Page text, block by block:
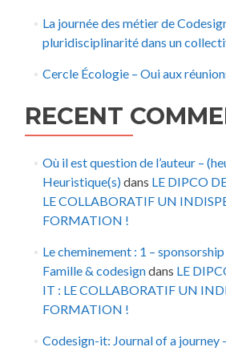
La journée des métier de
pluridisciplinarité dans un
Cercle Écologie – Oui aux
RECENT
Où il est question de l’auteur –
Heuristique(s)dans LE DIPCO
LE COLLABORATIF UN
FORMATION !
Le cheminement : 1 –
Famille & codesigndans LE
IT : LE COLLABORATIF UN
FORMATION !
Codesign-it: Journal of a journey